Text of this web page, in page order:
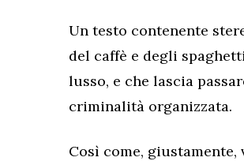
Un testo contenente
del caffè e degli
lusso, e che lascia
criminalità organizzata.
Così come,